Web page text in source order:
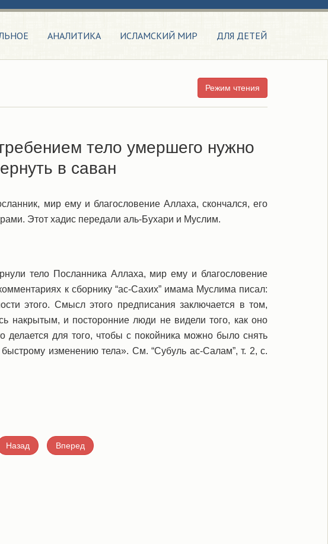
АНАЛИТИКА ИСЛАМСКИЙ МИР ДЛЯ ДЕТЕЙ
Режим чтения
тело умершего нужно
в саван
мир ему и благословение Аллаха, скончался, его
Этот хадис передали аль-Бухари и Муслим.
тело Посланника Аллаха, мир ему и благословение
к сборнику “ас-Сахих” имама Муслима писал:
этого. Смысл этого предписания заключается в том,
накрытым, и посторонние люди не видели того, как оно
делается для того, чтобы с покойника можно было снять
изменению тела». См. “Субуль ас-Салам”, т. 2, с.
Назад Вперед